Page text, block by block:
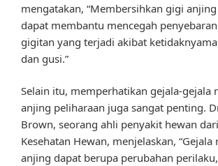
mengatakan, “Membersihkan gigi
dapat membantu mencegah
gigitan yang terjadi akibat
dan gusi.”
Selain itu, memperhatikan gejala-gejala
anjing peliharaan juga sangat penting.
Brown, seorang ahli penyakit hewan
Kesehatan Hewan, menjelaskan, “Gejala
anjing dapat berupa perubahan